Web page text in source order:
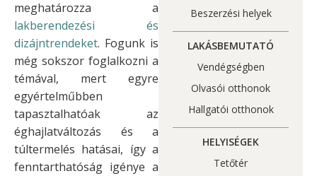
meghatározza a
lakberendezési és
dizájntrendeket. Fogunk is
még sokszor foglalkozni a
témával, mert egyre
egyértelműbben
tapasztalhatóak az
éghajlatváltozás és a
túltermelés hatásai, így a
fenntarthatóság igénye a
Beszerzési helyek
LAKÁSBEMUTATÓ
Vendégségben
Olvasói otthonok
Hallgatói otthonok
HELYISÉGEK
Tetőtér